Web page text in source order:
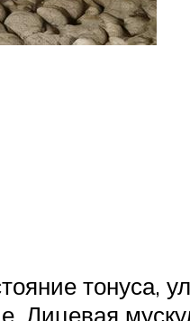
тонуса,
Лицевая